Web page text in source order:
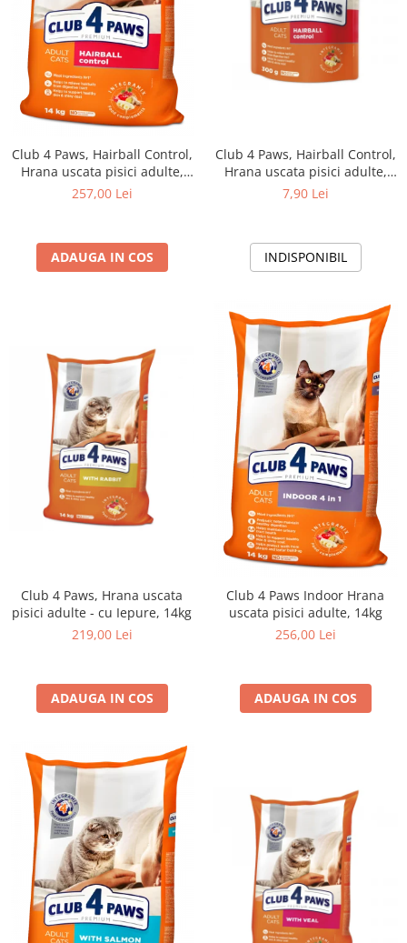
Club 4 Paws, Hairball Control,
Hrana uscata pisici adulte,
14kg
257,00 Lei
ADAUGA IN COS
Club 4 Paws, Hairball Control,
Hrana uscata pisici adulte,
300g
7,90 Lei
INDISPONIBIL
Club 4 Paws, Hrana uscata
pisici adulte - cu Iepure, 14kg
219,00 Lei
ADAUGA IN COS
Club 4 Paws Indoor Hrana
uscata pisici adulte, 14kg
256,00 Lei
ADAUGA IN COS